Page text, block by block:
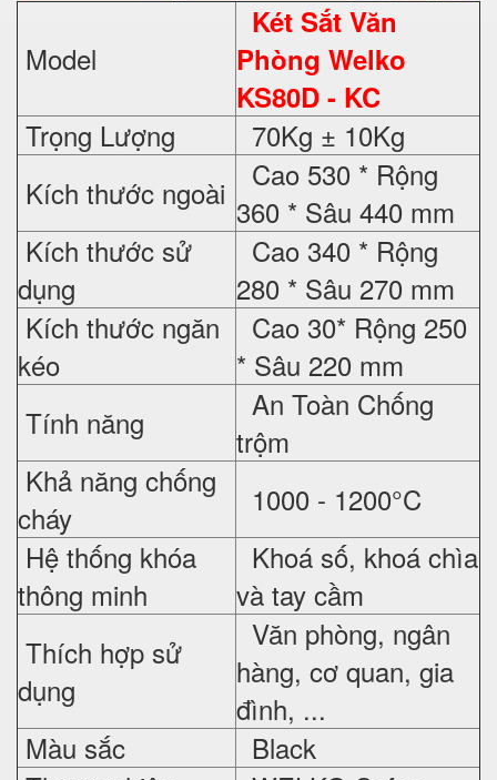
Model
Két Sắt Văn
Phòng Welko
KS80D - KC
Trọng Lượng
70Kg ± 10Kg
Kích thước ngoài
Cao 530 * Rộng
360 * Sâu 440 mm
Kích thước sử
dụng
Cao 340 * Rộng
280 * Sâu 270 mm
Kích thước ngăn
kéo
Cao 30* Rộng 250
* Sâu 220 mm
Tính năng
An Toàn Chống
trộm
Khả năng chống
cháy
1000 - 1200°C
Hệ thống khóa
thông minh
Khoá số, khoá chìa
và tay cầm
Thích hợp sử
dụng
Văn phòng, ngân
hàng, cơ quan, gia
đình, ...
Màu sắc
Black